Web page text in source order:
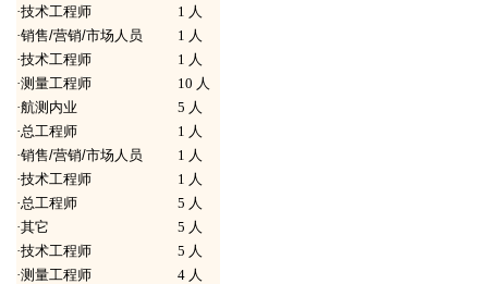
·技术工程师
1 人
·销售/营销/市场人员
1 人
·技术工程师
1 人
·测量工程师
10 人
·航测内业
5 人
·总工程师
1 人
·销售/营销/市场人员
1 人
·技术工程师
1 人
·总工程师
5 人
·其它
5 人
·技术工程师
5 人
·测量工程师 4 人